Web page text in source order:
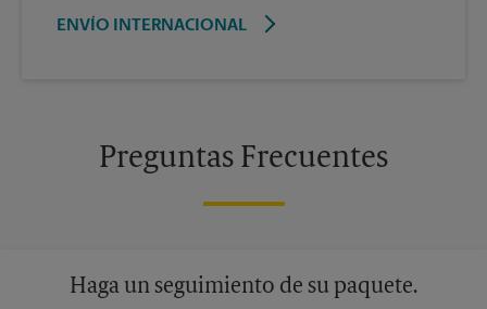
ENVÍO INTERNACIONAL
Preguntas Frecuentes
Haga un seguimiento de su paquete.